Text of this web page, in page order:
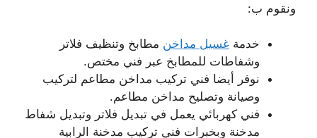
ونقوم ب:
خدمة غسيل مداخن مطابخ وتنظيف فلاتر
وشفاطات للمطابخ عبر فني مختص.
نوفر أيضا فني تركيب مداخن مطاعم لتركيب
وصيانة وتصليح مداخن مطاعم.
فني كهربائي يعمل في تبديل فلاتر وتبديل شفاط
مدخنة وبخبرات فني تركيب مدخنة الرابية